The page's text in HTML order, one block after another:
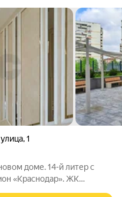
,1
доме. 14-й литер с
«Краснодар». ЖК